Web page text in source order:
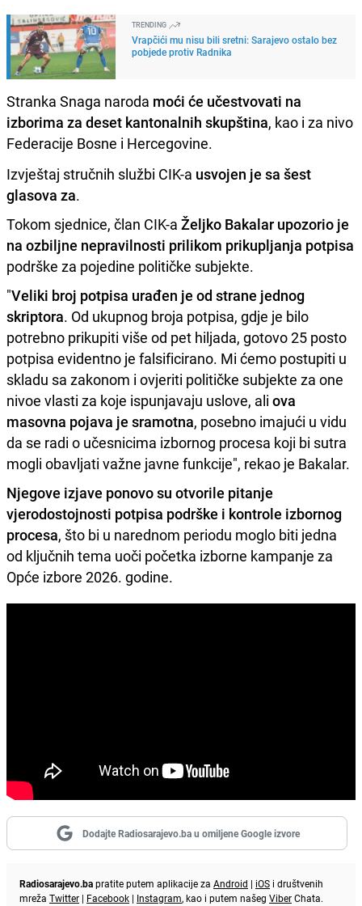
TRENDING
Vrapčići mu nisu bili sretni: Sarajevo ostalo bez
pobjede protiv Radnika
Stranka Snaga naroda moći će učestvovati na
izborima za deset kantonalnih skupština, kao i za nivo
Federacije Bosne i Hercegovine.
Izvještaj stručnih službi CIK-a usvojen je sa šest
glasova za.
Tokom sjednice, član CIK-a Željko Bakalar upozorio je
na ozbiljne nepravilnosti prilikom prikupljanja potpisa
podrške za pojedine političke subjekte.
"Veliki broj potpisa urađen je od strane jednog
skriptora. Od ukupnog broja potpisa, gdje je bilo
potrebno prikupiti više od pet hiljada, gotovo 25 posto
potpisa evidentno je falsificirano. Mi ćemo postupiti u
skladu sa zakonom i ovjeriti političke subjekte za one
nivoe vlasti za koje ispunjavaju uslove, ali ova
masovna pojava je sramotna, posebno imajući u vidu
da se radi o učesnicima izbornog procesa koji bi sutra
mogli obavljati važne javne funkcije", rekao je Bakalar.
Njegove izjave ponovo su otvorile pitanje
vjerodostojnosti potpisa podrške i kontrole izbornog
procesa, što bi u narednom periodu moglo biti jedna
od ključnih tema uoči početka izborne kampanje za
Opće izbore 2026. godine.
Dodajte Radiosarajevo.ba u omiljene Google izvore
Radiosarajevo.bapratite putem aplikacije za Android | iOS i društvenih
mreža Twitter | Facebook | Instagram, kao i putem našeg ViberChata.